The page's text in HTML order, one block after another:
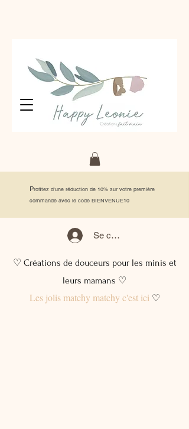
Profitez d'une réduction de 10% sur votre première
commande avec le code BIENVENUE10
Se connecter
♡ Créations de douceurs pour les minis et
leurs mamans ♡
Les jolis matchy matchy c'est ici♡